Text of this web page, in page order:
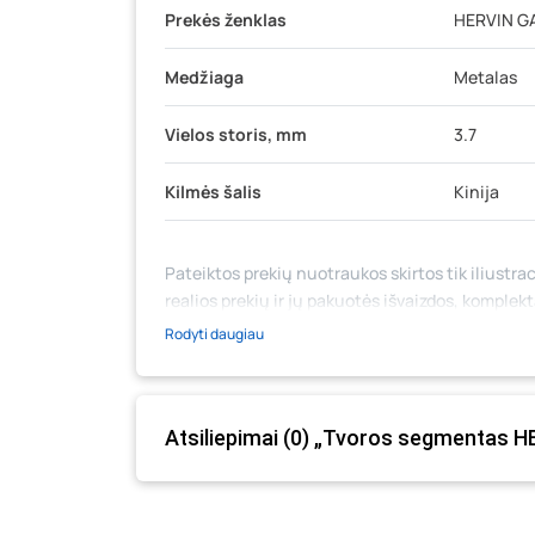
Prekės ženklas HERVIN
Medžiaga Metalas
Vielos storis, mm 3.7
Kilmės šalis Kinija
Pateiktos prekių nuotraukos skirtos tik
realios prekių ir jų pakuotės išvaizdos,
medžiaga su aprašymu) yra bendrinio
prašome vadovautis ta kaina, kuri galioja
Rodyti daugiau
Atsiliepimai (0) „Tvoros segmentas